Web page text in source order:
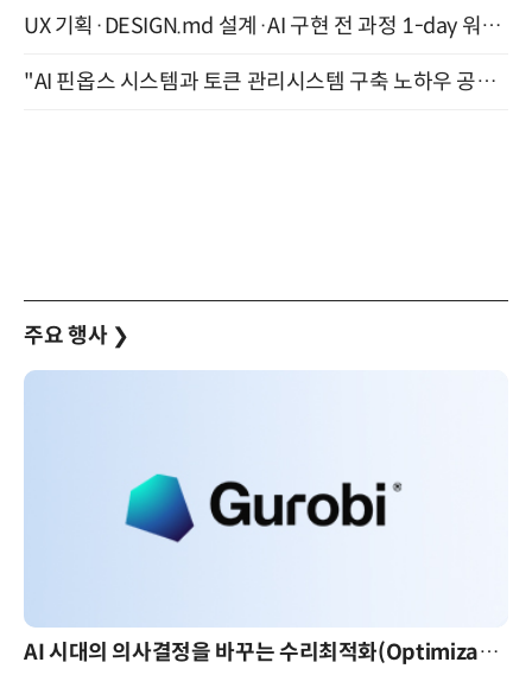
UX 기획·DESIGN.md 설계·AI 구현 전 과정 1-day 워크숍 with Claude Code·Codex 9월 15일 개최
"AI 핀옵스 시스템과 토큰 관리시스템 구축 노하우 공개" 잠실 한국광고문화회관 2층 대회의실 (8/21)
주요 행사 ❯
AI 시대의 의사결정을 바꾸는 수리최적화(Optimization): 실제 산업 적용 사례와 활용 전략